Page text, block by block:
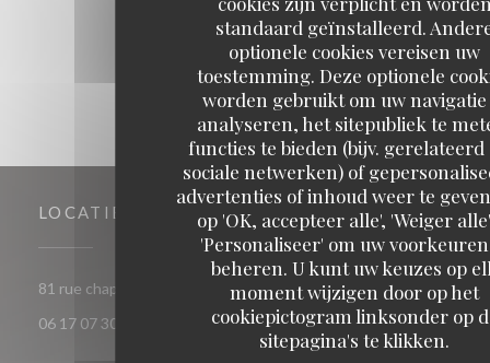
standaard geïnstalleerd.
optionele cookies vereisen uw
toestemming. Deze optionele
worden gebruikt om uw
analyseren, het sitepubliek te
functies te bieden (bijv. gerelateerd
sociale netwerken) of
advertenties of inhoud weer te
op 'OK, accepteer alle', 'Weiger
'Personaliseer' om uw
beheren. U kunt uw keuzes op
moment wijzigen door op het
cookiepictogram linksonder op
sitepagina's te klikken.
LOCATIE
81 rue chaptal 92300 Levallois-Perret((opent in een nieuw
06 17 07 30 72